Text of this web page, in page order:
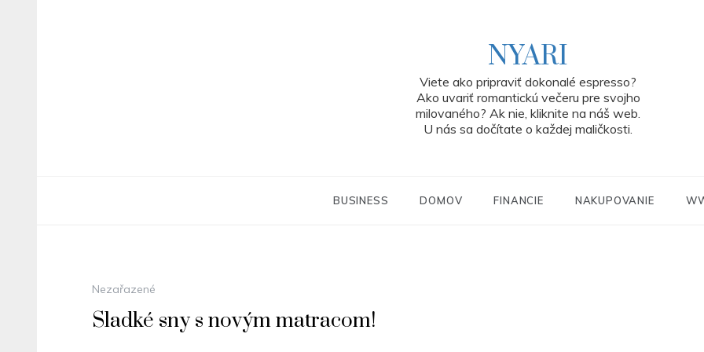
NYARI
Viete ako pripraviť dokonalé espresso?
Ako uvariť romantickú večeru pre svojho
milovaného? Ak nie, kliknite na náš web.
U nás sa dočítate o každej maličkosti.
BUSINESS DOMOV FINANCIE NAKUPOVANIE
Nezařazené
Sladké sny s novým matracom!